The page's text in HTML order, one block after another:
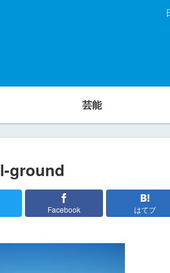
芸能
ground
Facebook はてブ